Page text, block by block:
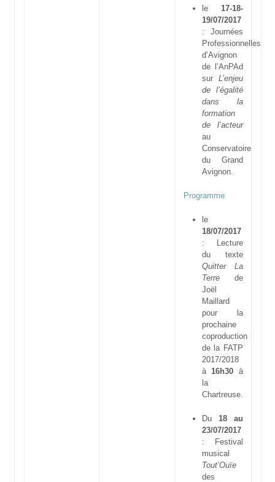
le 17-18-
19/07/2017
: Journées
Professionnelles
d’Avignon
de l’AnPAd
sur L’enjeu
de l’égalité
dans la
formation
de l’acteur
au
Conservatoire
du Grand
Avignon.
Programme
le
18/07/2017
: Lecture
du texte
Quitter La
Terrede
Joël
Maillard
pour la
prochaine
coproduction
de la FATP
2017/2018
à 16h30 à
la
Chartreuse.
Du 18 au
23/07/2017
: Festival
musical
Tout’Ouïe
des